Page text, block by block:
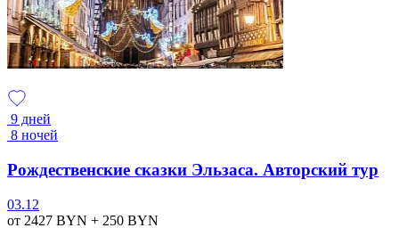
9 дней
8 ночей
Рождественские сказки Эльзаса. Авторский тур
03.12
от 2427 BYN + 250 BYN